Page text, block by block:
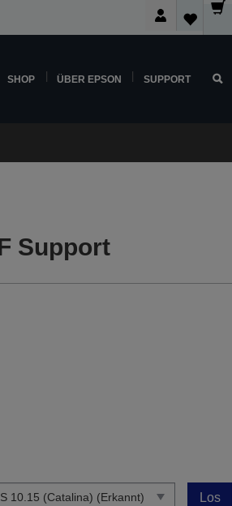
SHOP ÜBER EPSON SUPPORT
Support
Los